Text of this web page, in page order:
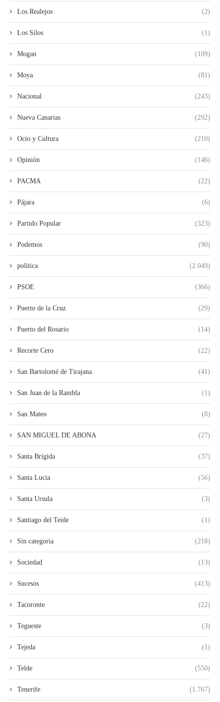
Los Realejos (2)
Los Silos (1)
Mogan (109)
Moya (81)
Nacional (243)
Nueva Canarias (292)
Ocio y Cultura (210)
Opinión (146)
PACMA (22)
Pájara (6)
Partido Popular (323)
Podemos (90)
política (2.049)
PSOE (366)
Puerto de la Cruz (29)
Puerto del Rosario (14)
Recorte Cero (22)
San Bartolomé de Tirajana (41)
San Juan de la Rambla (1)
San Mateo (8)
SAN MIGUEL DE ABONA (27)
Santa Brígida (37)
Santa Lucia (56)
Santa Ursula (3)
Santiago del Teide (1)
Sin categoria (218)
Sociedad (13)
Sucesos (413)
Tacoronte (22)
Tegueste (3)
Tejeda (1)
Telde (550)
Tenerife (1.767)